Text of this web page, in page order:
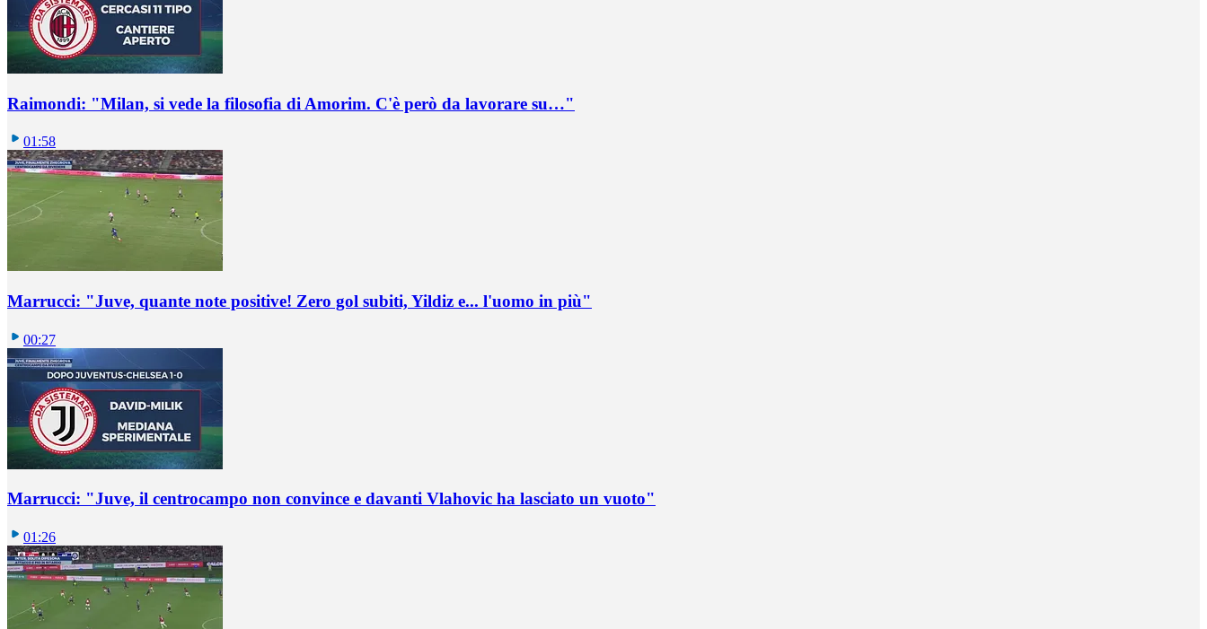
Raimondi: "Milan, si vede la filosofia di Amorim. C'è però da lavorare su…"
01:58
Marrucci: "Juve, quante note positive! Zero gol subiti, Yildiz e... l'uomo in più"
00:27
Marrucci: "Juve, il centrocampo non convince e davanti Vlahovic ha lasciato un vuoto"
01:26